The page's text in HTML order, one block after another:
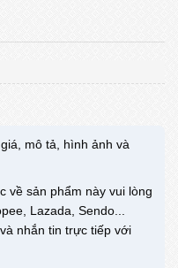
mô tả, hình ảnh và
về sản phẩm này vui lòng
Lazada, Sendo...
và nhắn tin trực tiếp với